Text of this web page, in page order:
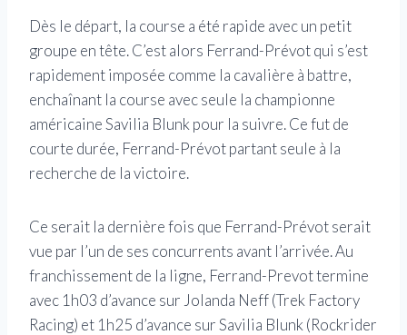
Dès le départ, la course a été rapide avec un petit
groupe en tête. C’est alors Ferrand-Prévot qui s’est
rapidement imposée comme la cavalière à battre,
enchaînant la course avec seule la championne
américaine Savilia Blunk pour la suivre. Ce fut de
courte durée, Ferrand-Prévot partant seule à la
recherche de la victoire.
Ce serait la dernière fois que Ferrand-Prévot serait
vue par l’un de ses concurrents avant l’arrivée. Au
franchissement de la ligne, Ferrand-Prevot termine
avec 1h03 d’avance sur Jolanda Neff (Trek Factory
Racing) et 1h25 d’avance sur Savilia Blunk (Rockrider